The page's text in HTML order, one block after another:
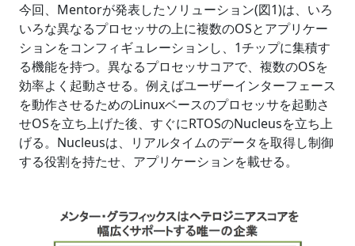
今回、Mentorが発表したソリューション(図1)は、いろ
いろな異なるプロセッサの上に複数のOSとアプリケー
ションをコンフィギュレーションし、1チップに集積す
る機能を持つ。異なるプロセッサコアで、複数のOSを
効率よく起動させる。例えばユーザーインターフェース
を動作させるためのLinuxベースのプロセッサを起動さ
せOSを立ち上げた後、すぐにRTOSのNucleusを立ち上
げる。Nucleusは、リアルタイムのデータを取得し制御
する役割を持たせ、アプリケーションを載せる。